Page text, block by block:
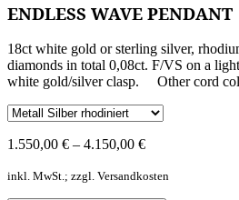
ENDLESS WAVE PENDANT
18ct white gold or sterling silver,
diamonds in total 0,08ct. F/VS on a
white gold/silver clasp. Other cord
1.550,00 € – 4.150,00 €
inkl. MwSt.; zzgl. Versandkosten